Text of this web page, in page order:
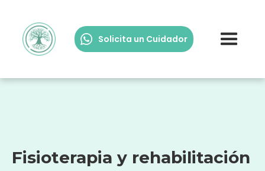
Solicita un Cuidador
Fisioterapia y rehabilitación